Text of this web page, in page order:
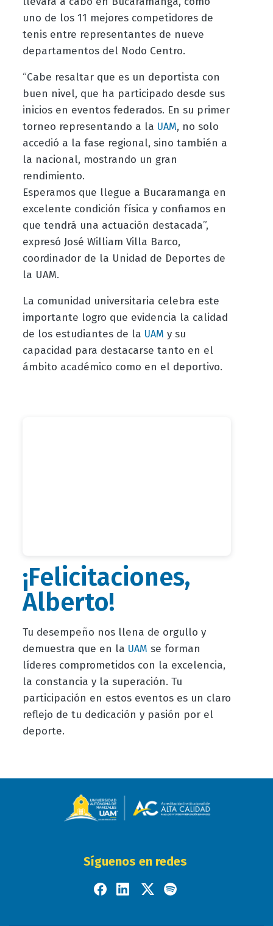
uno de los 11 mejores competidores de
tenis entre representantes de nueve
departamentos del Nodo Centro.
“Cabe resaltar que es un deportista con
buen nivel, que ha participado desde sus
inicios en eventos federados. En su primer
torneo representando a la UAM, no solo
accedió a la fase regional, sino también a
la nacional, mostrando un gran
rendimiento.
Esperamos que llegue a Bucaramanga en
excelente condición física y confiamos en
que tendrá una actuación destacada”,
expresó José William Villa Barco,
coordinador de la Unidad de Deportes de
la UAM.
La comunidad universitaria celebra este
importante logro que evidencia la calidad
de los estudiantes de la UAM y su
capacidad para destacarse tanto en el
ámbito académico como en el deportivo.
¡Felicitaciones,
Alberto!
Tu desempeño nos llena de orgullo y
demuestra que en la UAM se forman
líderes comprometidos con la excelencia,
la constancia y la superación. Tu
participación en estos eventos es un claro
reflejo de tu dedicación y pasión por el
deporte.
Síguenos en redes